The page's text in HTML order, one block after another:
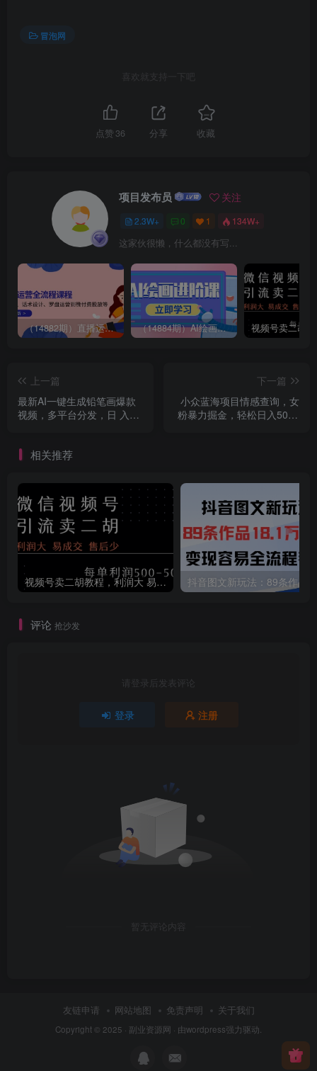
冒泡网
喜欢就支持一下吧
点赞 36 分享 收藏
项目发布员 关注
2.3W+ 0 1 134W+
这家伙很懒，什么都没有写...
（14882期）直播运营全流程课程-5月更新：从起号、话术设计、罗盘运营到微付费投放等 （14884期）AI绘画进阶课，涵盖电商摄影等多领域，PS操作与AI工具使用全面教学
上一篇
最新AI一键生成铅笔画爆款
视频，多平台分发，日 入
下一篇
小众蓝海项目情感查询，女
粉暴力掘金，轻松日入500+
相关推荐
视频号卖二胡教程，利润大 易成交 售后少，一单利润5张+
评论 抢沙发
请登录后发表评论
登录 注册
暂无评论内容
友链申请 网站地图 免责声明 关于我们
Copyright © 2025 · 副业资源网 · 由wordpress强力驱动.